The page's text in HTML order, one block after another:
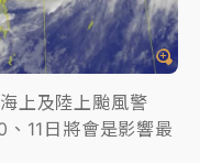
上及陸上颱風警
11日將會是影響最